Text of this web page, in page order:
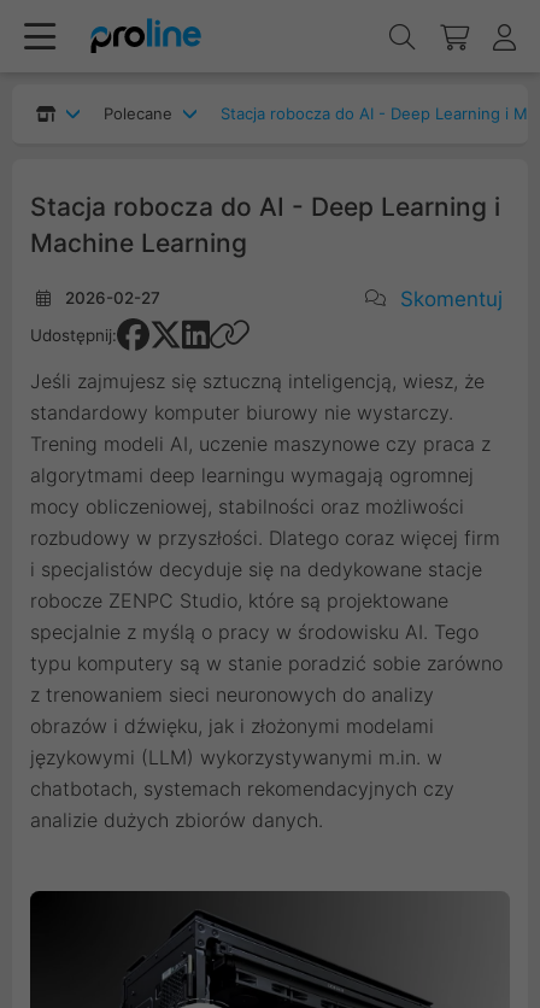
Polecane
Stacja robocza do AI - Deep Learning i
Machine Learning
2026-02-27 Skomentuj
Udostępnij:
Jeśli zajmujesz się sztuczną inteligencją, wiesz, że
standardowy komputer biurowy nie wystarczy.
Trening modeli AI, uczenie maszynowe czy praca z
algorytmami deep learningu wymagają ogromnej
mocy obliczeniowej, stabilności oraz możliwości
rozbudowy w przyszłości. Dlatego coraz więcej firm
i specjalistów decyduje się na dedykowane stacje
robocze ZENPC Studio, które są projektowane
specjalnie z myślą o pracy w środowisku AI. Tego
typu komputery są w stanie poradzić sobie zarówno
z trenowaniem sieci neuronowych do analizy
obrazów i dźwięku, jak i złożonymi modelami
językowymi (LLM) wykorzystywanymi m.in. w
chatbotach, systemach rekomendacyjnych czy
analizie dużych zbiorów danych.